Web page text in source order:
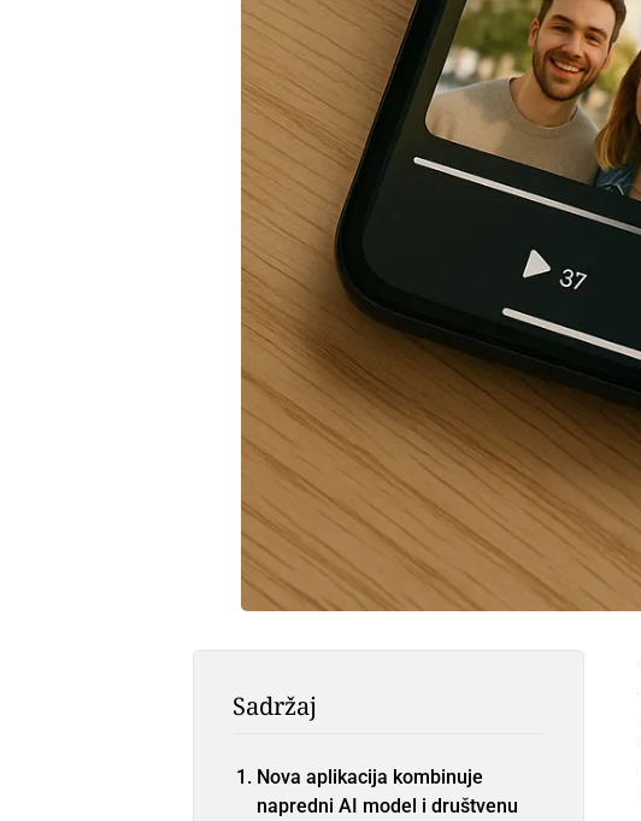
Sadržaj
Nova aplikacija kombinuje
napredni AI model i društvenu